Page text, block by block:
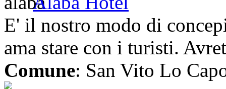
E' il nostro modo di
ama stare con i turisti.
Comune: San Vito Lo